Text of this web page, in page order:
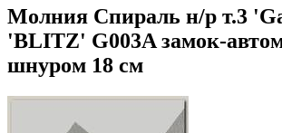
Молния Спираль н/р т.3
'BLITZ' G003A замок-
шнуром 18 см